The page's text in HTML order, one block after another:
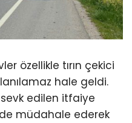
özellikle tırın çekici
hale geldi.
edilen itfaiye
müdahale ederek